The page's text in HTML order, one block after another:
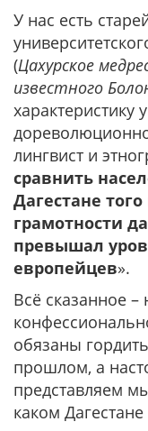
У нас есть
(Цахурское
известного
лингвист и
сравнить
Дагестане
грамотности
превышал
европейцев».
Всё сказанное
обязаны
прошлом, а
представляем
каком